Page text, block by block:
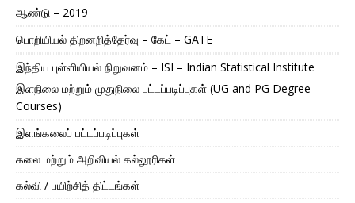
ஆண்டு – 2019
பொறியியல் திறனறித்தேர்வு – கேட் – GATE
இந்திய புள்ளியியல் நிறுவனம் – ISI – Indian Statistical Institute
இளநிலை மற்றும் முதுநிலை பட்டப்படிப்புகள் (UG and PG Degree
Courses)
இளங்கலைப் பட்டப்படிப்புகள்
கலை மற்றும் அறிவியல் கல்லூரிகள்
கல்வி / பயிற்சித் திட்டங்கள்